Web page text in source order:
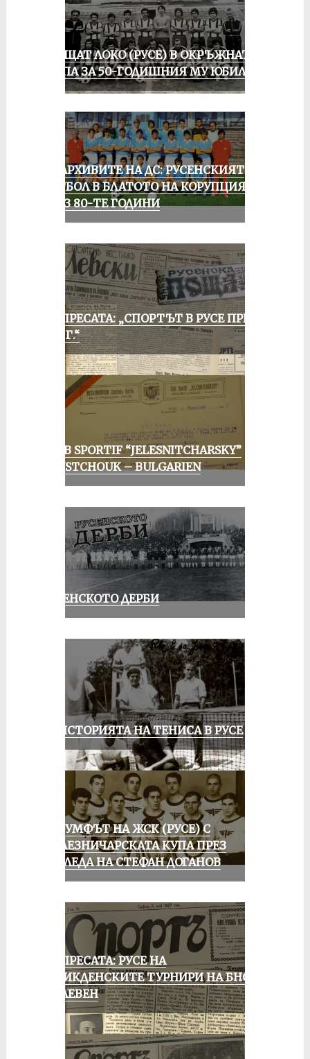
ПРАЩАТ ЛОКО (РУСЕ) В ОКРЪЖНАТА
ГРУПА ЗА 50-ГОДИШНИЯ МУ ЮБИЛЕЙ
ИЗ АРХИВИТЕ НА ДС: РУСЕНСКИЯТ
ФУТБОЛ В БЛАТОТО НА КОРУПЦИЯТА
ПРЕЗ 80-ТЕ ГОДИНИ
ОТ ПРЕСАТА: „СПОРТЪТ В РУСЕ ПРЕЗ
1935 Г.“
CLUB SPORTIF “JELESNITCHARSKY”
ROUSTCHOUK – BULGARIEN
РУСЕНСКОТО ДЕРБИ
ЗА ИСТОРИЯТА НА ТЕНИСА В РУСЕ
ТРИУМФЪТ НА ЖСК (РУСЕ) С
ЖЕЛЕЗНИЧАРСКАТА КУПА ПРЕЗ
ПОГЛЕДА НА СТЕФАН ДОГАНОВ
ОТ ПРЕСАТА: РУСЕ НА
ВЕЛИКДЕНСКИТЕ ТУРНИРИ НА БНСФ
В ПЛЕВЕН